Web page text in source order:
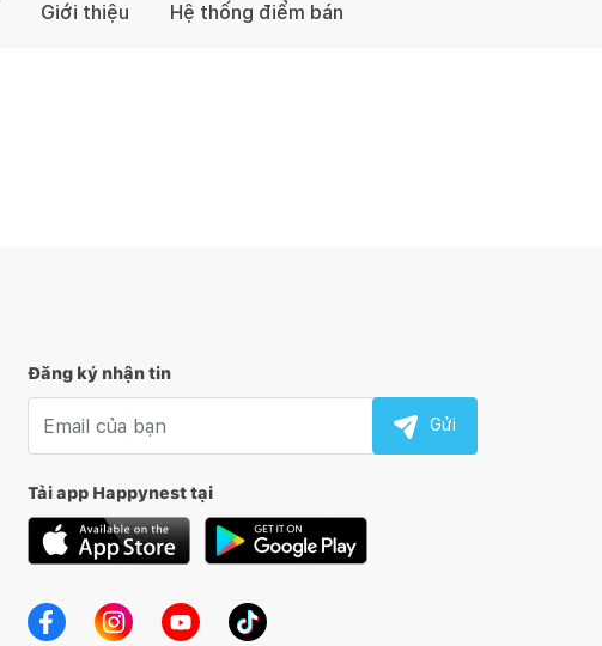
Giới thiệu Hệ thống điểm bán
Đăng ký nhận tin
Gửi
Tải app Happynest tại